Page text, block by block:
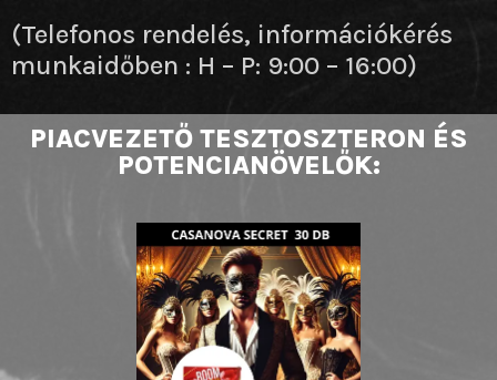
PIACVEZETŐ TESZTOSZTERON ÉS
POTENCIANÖVELŐK:
(Telefonos rendelés, információkérés
munkaidőben : H – P: 9:00 – 16:00)